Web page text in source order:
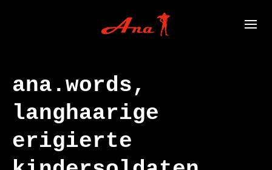
ana.words,
langhaarige
erigierte